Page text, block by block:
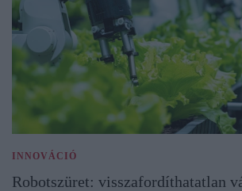
INNOVÁCIÓ
Robotszüret: visszafordíthatatlan